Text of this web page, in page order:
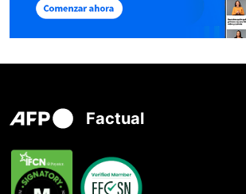
Factual